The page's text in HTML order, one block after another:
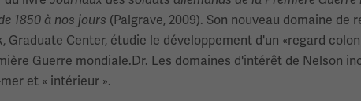
1850 à nos jours (Palgrave, 2009). Son nouveau domaine
Center, étudie le développement d'un «regard
Guerre mondiale.Dr. Les domaines d'intérêt de Nelson
et « intérieur ».